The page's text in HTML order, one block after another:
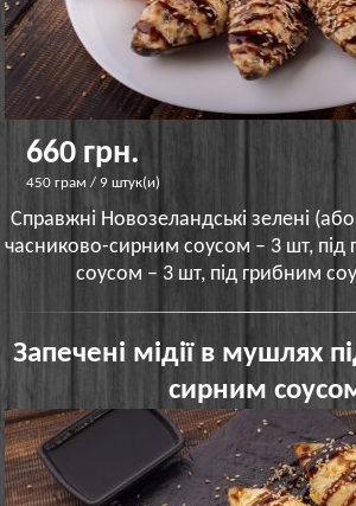
660 грн.
450 грам / 9 штук(и)
Справжні Новозеландські зелені (або
часниково-сирним соусом – 3 шт, під
соусом – 3 шт, під грибним
Запечені мідії в мушлях
сирним